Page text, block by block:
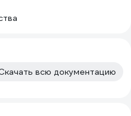
всю документацию